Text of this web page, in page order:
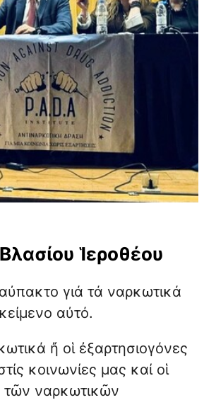
Ἱεροθέου
γιά τά ναρκωτικά
αύτό.
ἤ οἱ ἐξαρτησιογόνες
κοινωνίες μας καί οἱ
τῶν ναρκωτικῶν